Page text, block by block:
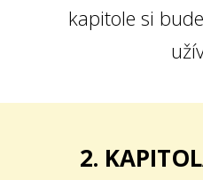
kapitole si
2.